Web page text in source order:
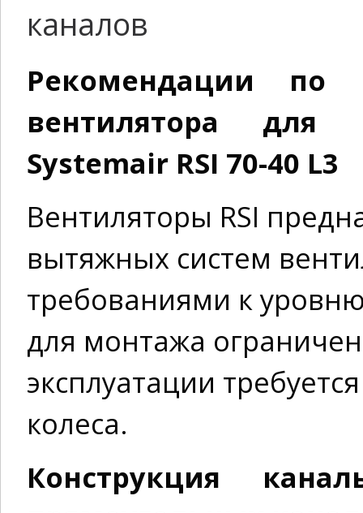
каналов
Рекомендации по
вентилятора для
Systemair RSI 70-40 L3
Вентиляторы RSI
вытяжных систем
требованиями к
для монтажа
эксплуатации
колеса.
Конструкция